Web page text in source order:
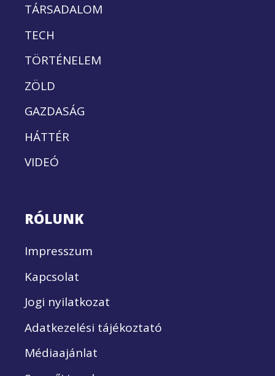
TÁRSADALOM
TECH
TÖRTÉNELEM
ZÖLD
GAZDASÁG
HÁTTÉR
VIDEÓ
RÓLUNK
Impresszum
Kapcsolat
Jogi nyilatkozat
Adatkezelési tájékoztató
Médiaajánlat